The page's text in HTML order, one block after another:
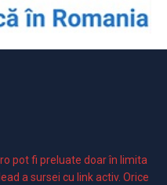
pot fi preluate doar în limita
a sursei cu link activ. Orice